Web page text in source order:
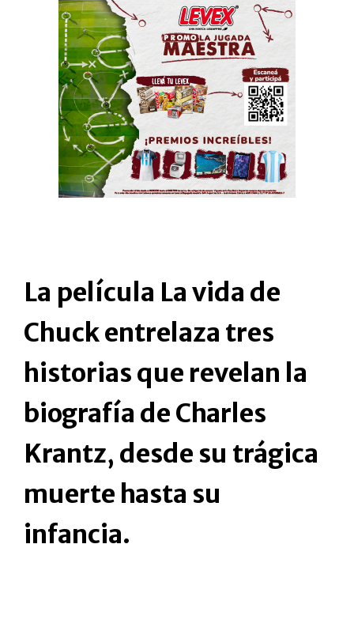
La película La vida de
Chuck entrelaza tres
historias que revelan la
biografía de Charles
Krantz, desde su trágica
muerte hasta su
infancia.